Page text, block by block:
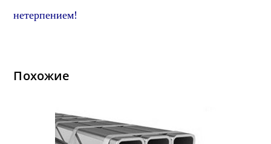
нетерпением!
Похожие